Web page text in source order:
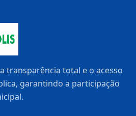
transparência total e o acesso
garantindo a participação